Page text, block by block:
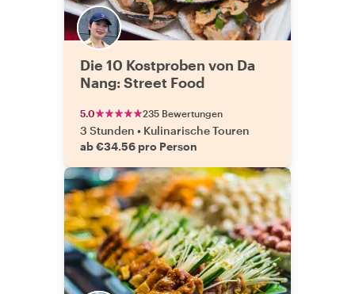
Die 10 Kostproben von Da
Nang: Street Food
5.0 235 Bewertungen
3 Stunden • Kulinarische Touren
ab €34.56 pro Person